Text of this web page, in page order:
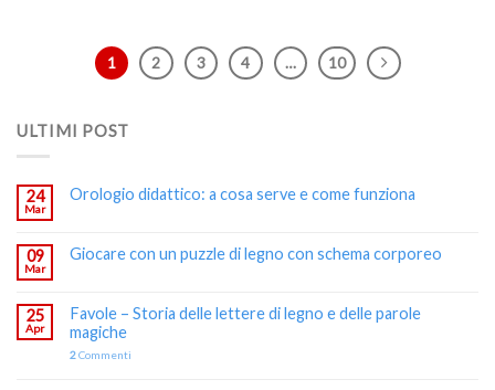
1 2 3 4 … 10
ULTIMI POST
24
Mar
Orologio didattico: a cosa serve e come funziona
09
Mar
Giocare con un puzzle di legno con schema corporeo
25
Apr
Favole – Storia delle lettere di legno e delle parole
magiche
2Commenti